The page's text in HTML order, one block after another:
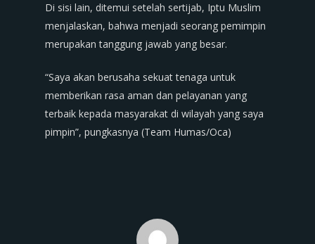
Di sisi lain, ditemui setelah sertijab, Iptu Muslim
menjalaskan, bahwa menjadi seorang pemimpin
merupakan tanggung jawab yang besar.
“Saya akan berusaha sekuat tenaga untuk
memberikan rasa aman dan pelayanan yang
terbaik kepada masyarakat di wilayah yang saya
pimpin”, pungkasnya (Team Humas/Oca)